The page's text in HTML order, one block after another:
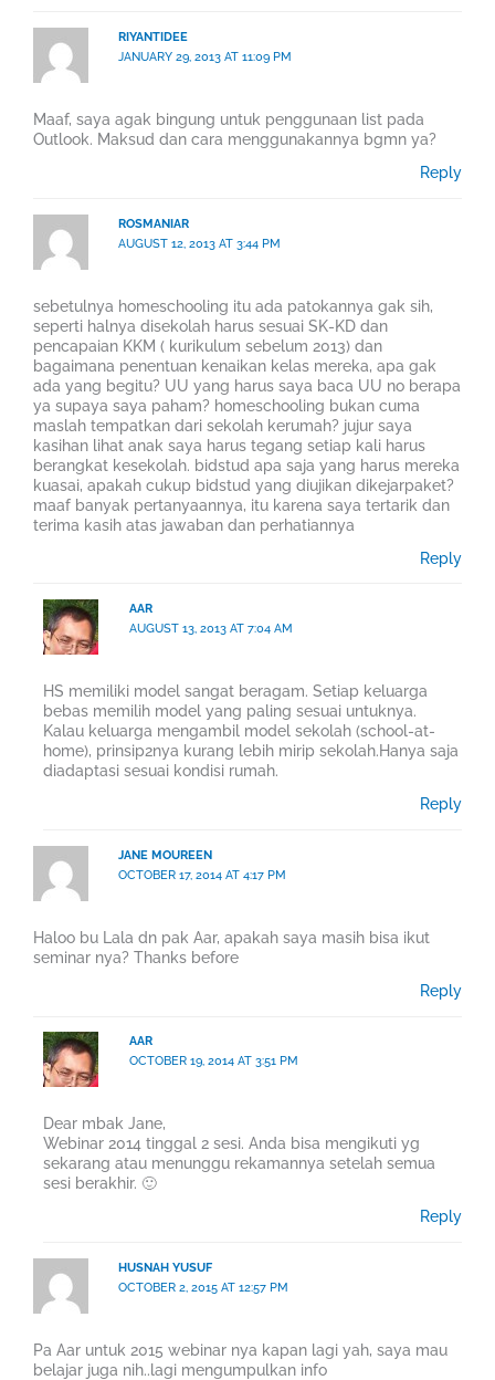
RIYANTIDEE
JANUARY 29, 2013 AT 11:09 PM
Maaf, saya agak bingung untuk penggunaan list pada
Outlook. Maksud dan cara menggunakannya bgmn ya?
Reply
ROSMANIAR
AUGUST 12, 2013 AT 3:44 PM
sebetulnya homeschooling itu ada patokannya gak sih,
seperti halnya disekolah harus sesuai SK-KD dan
pencapaian KKM ( kurikulum sebelum 2013) dan
bagaimana penentuan kenaikan kelas mereka, apa gak
ada yang begitu? UU yang harus saya baca UU no berapa
ya supaya saya paham? homeschooling bukan cuma
maslah tempatkan dari sekolah kerumah? jujur saya
kasihan lihat anak saya harus tegang setiap kali harus
berangkat kesekolah. bidstud apa saja yang harus mereka
kuasai, apakah cukup bidstud yang diujikan dikejarpaket?
maaf banyak pertanyaannya, itu karena saya tertarik dan
terima kasih atas jawaban dan perhatiannya
Reply
AAR
AUGUST 13, 2013 AT 7:04 AM
HS memiliki model sangat beragam. Setiap keluarga
bebas memilih model yang paling sesuai untuknya.
Kalau keluarga mengambil model sekolah (school-at-
home), prinsip2nya kurang lebih mirip sekolah.Hanya saja
diadaptasi sesuai kondisi rumah.
Reply
JANE MOUREEN
OCTOBER 17, 2014 AT 4:17 PM
Haloo bu Lala dn pak Aar, apakah saya masih bisa ikut
seminar nya? Thanks before
Reply
AAR
OCTOBER 19, 2014 AT 3:51 PM
Dear mbak Jane,
Webinar 2014 tinggal 2 sesi. Anda bisa mengikuti yg
sekarang atau menunggu rekamannya setelah semua
sesi berakhir. 🙂
Reply
HUSNAH YUSUF
OCTOBER 2, 2015 AT 12:57 PM
Pa Aar untuk 2015 webinar nya kapan lagi yah, saya mau
belajar juga nih..lagi mengumpulkan info